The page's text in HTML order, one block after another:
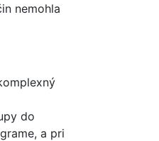
nemohla
do
a pri